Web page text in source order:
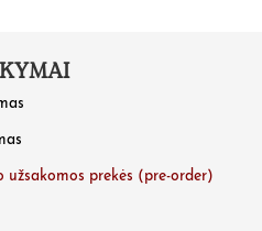
užsakomos prekės (pre-order)